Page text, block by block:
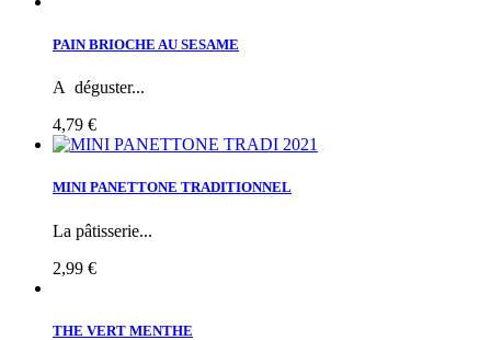
PAIN BRIOCHE AU SESAME
A déguster...
4,79 €
MINI PANETTONE TRADITIONNEL
La pâtisserie...
2,99 €
THE VERT MENTHE